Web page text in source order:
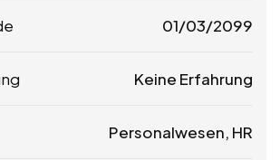
01/03/2099
Keine Erfahrung
Personalwesen, HR